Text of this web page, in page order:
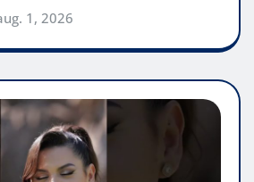
1, 2026